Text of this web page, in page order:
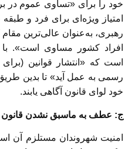
خود را برای «تساوی عموم در
امتیاز ویژه‌ای برای فرد و
رهبری، به‌عنوان عالی‌ترین مقام
افراد کشور مساوی است».
است که «انتشار قوانین
رسمی به عمل آید» تا بدین
خود لوای قانون آگاهی یابند.
ج: عطف به ماسبق نشدن قانون
امنیت شهروندان مستلزم